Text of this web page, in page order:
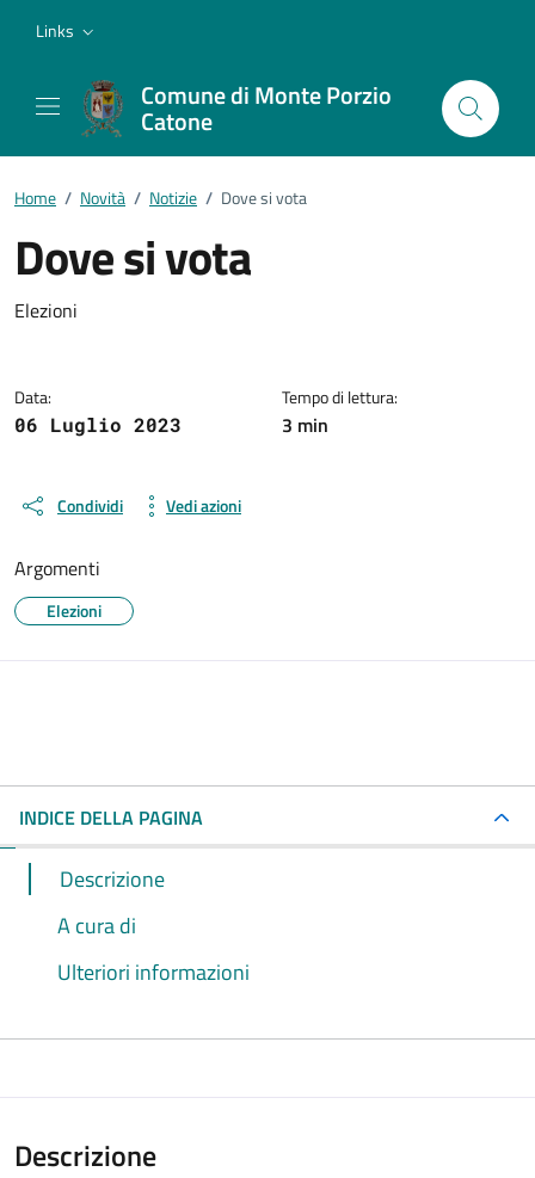
Links
Comune di Monte Porzio
Catone
Home / Novità / Notizie / Dove si vota
Dove si vota
Dettagli della notizia
Elezioni
Data:
06 Luglio 2023
Tempo di lettura:
3 min
Condividi Vedi azioni
Argomenti
Elezioni
INDICE DELLA PAGINA
Descrizione
A cura di
Ulteriori informazioni
Descrizione